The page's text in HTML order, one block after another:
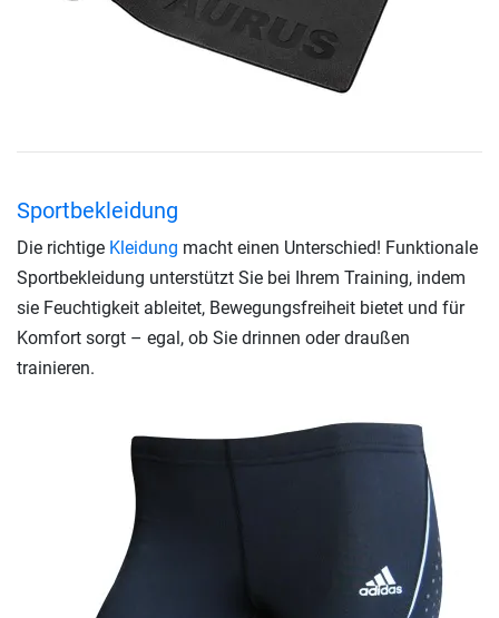
Sportbekleidung
Die richtige Kleidung macht einen Unterschied! Funktionale
Sportbekleidung unterstützt Sie bei Ihrem Training, indem
sie Feuchtigkeit ableitet, Bewegungsfreiheit bietet und für
Komfort sorgt – egal, ob Sie drinnen oder draußen
trainieren.